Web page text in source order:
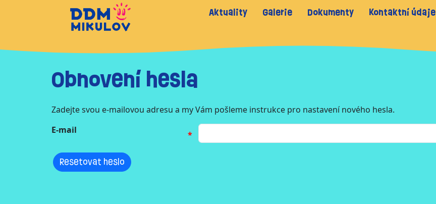
Aktuality Galerie Dokumenty Kontaktní údaje
Obnovení hesla
Zadejte svou e-mailovou adresu a my Vám pošleme instrukce pro nastavení nového hesla.
E-mail
Resetovat heslo